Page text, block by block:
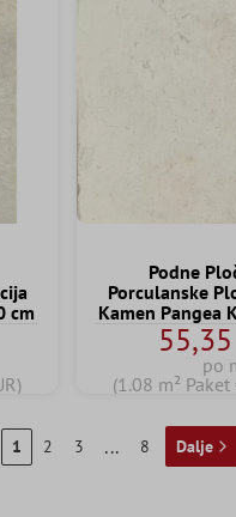
cm
Podne
Porculanske
Kamen Pangea
po
(1.08 m²
1 2 3 ... 8 Dalje